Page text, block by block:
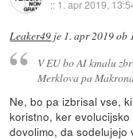
:: 1. apr 2019,
Leaker49 je 1. apr 2019 ob
V EU bo AI kmalu
Merklova pa
Ne, bo pa izbrisal vse,
koristno, ker
dovolimo, da sodelujejo